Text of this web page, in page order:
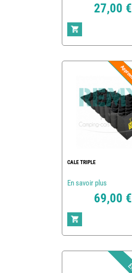
27,00 €
CALE TRIPLE
En savoir plus
69,00 €